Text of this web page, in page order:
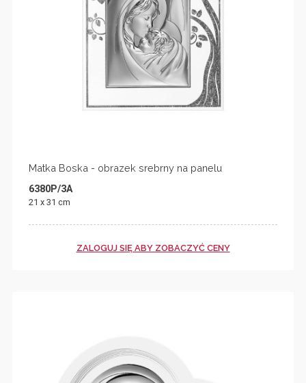
Matka Boska - obrazek srebrny na panelu
6380P/3A
21 x 31 cm
ZALOGUJ SIĘ ABY ZOBACZYĆ CENY